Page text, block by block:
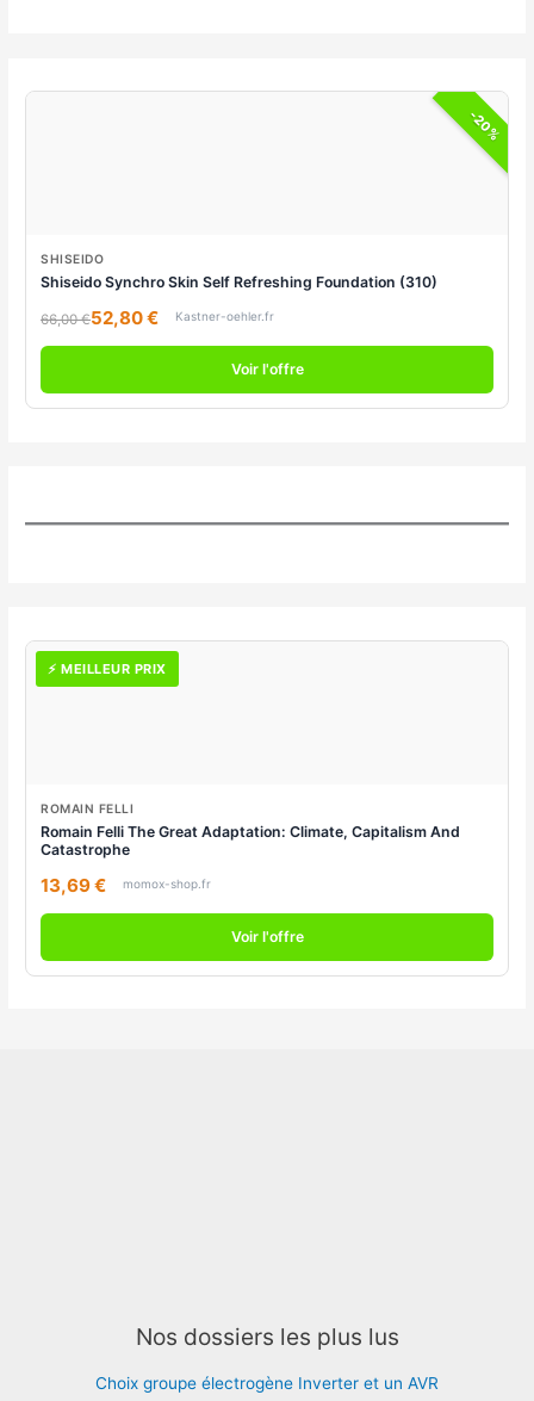
-20%
SHISEIDO
Shiseido Synchro Skin Self Refreshing Foundation (310)
66,00 €52,80 € Kastner-oehler.fr
Voir l'offre
⚡ MEILLEUR PRIX
ROMAIN FELLI
Romain Felli The Great Adaptation: Climate, Capitalism And
Catastrophe
13,69 € momox-shop.fr
Voir l'offre
Nos dossiers les plus lus
Choix groupe électrogène Inverter et un AVR